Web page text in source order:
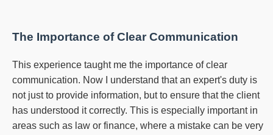
The Importance of Clear Communication
This experience taught me the importance of clear
communication. Now I understand that an expert's duty is
not just to provide information, but to ensure that the client
has understood it correctly. This is especially important in
areas such as law or finance, where a mistake can be very